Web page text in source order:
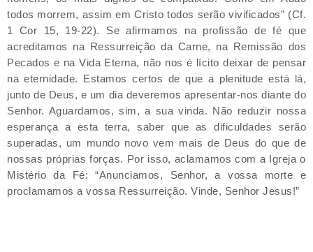
todos morrem, assim em Cristo todos serão vivificados” (Cf.
1 Cor 15, 19-22). Se afirmamos na profissão de fé que
acreditamos na Ressurreição da Carne, na Remissão dos
Pecados e na Vida Eterna, não nos é lícito deixar de pensar
na eternidade. Estamos certos de que a plenitude está lá,
junto de Deus, e um dia deveremos apresentar-nos diante do
Senhor. Aguardamos, sim, a sua vinda. Não reduzir nossa
esperança a esta terra, saber que as dificuldades serão
superadas, um mundo novo vem mais de Deus do que de
nossas próprias forças. Por isso, aclamamos com a Igreja o
Mistério da Fé: “Anunciamos, Senhor, a vossa morte e
proclamamos a vossa Ressurreição. Vinde, Senhor Jesus!”